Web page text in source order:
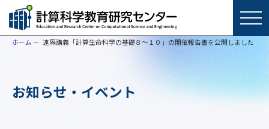
ホーム 遠隔講義「計算生命科学の基礎８～１０」の開催報告書を公開しました
お知らせ・イベント